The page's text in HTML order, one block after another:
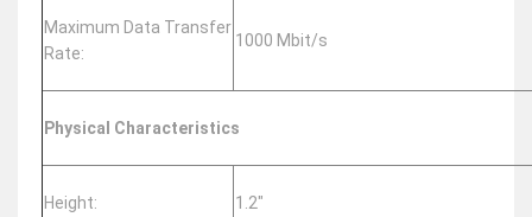
Maximum Data Transfer
Rate:
1000 Mbit/s
Physical Characteristics
Height: 1.2″